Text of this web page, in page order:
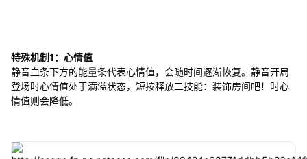
特殊机制1：心情值
静音血条下方的能量条代表心情值，会随时间逐渐恢复。静音开局
登场时心情值处于满溢状态，短按释放二技能：装饰房间吧！时心
情值则会降低。